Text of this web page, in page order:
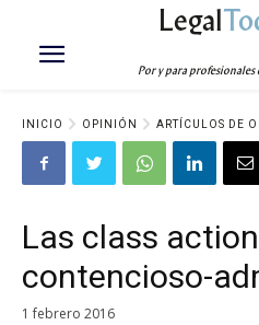
Legal
Por y para profesionales
INICIO OPINIÓN ARTÍCULOS DE
Las class
contencioso-
1 febrero 2016